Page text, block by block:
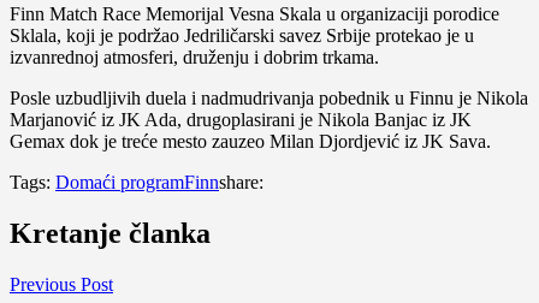
Finn Match Race Memorijal Vesna Skala u organizaciji porodice
Sklala, koji je podržao Jedriličarski savez Srbije protekao je u
izvanrednoj atmosferi, druženju i dobrim trkama.
Posle uzbudljivih duela i nadmudrivanja pobednik u Finnu je Nikola
Marjanović iz JK Ada, drugoplasirani je Nikola Banjac iz JK
Gemax dok je treće mesto zauzeo Milan Djordjević iz JK Sava.
Tags: Domaći programFinnshare:
Kretanje članka
Previous Post